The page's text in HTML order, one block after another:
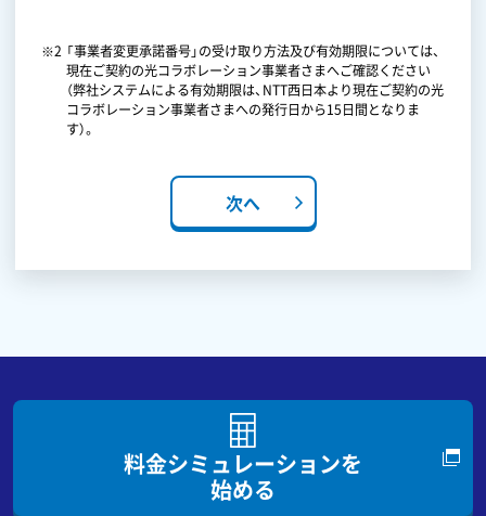
「事業者変更承諾番号」の受け取り方法及び有効期限については、
現在ご契約の光コラボレーション事業者さまへご確認ください
（弊社システムによる有効期限は、NTT西日本より現在ご契約の光
コラボレーション事業者さまへの発行日から15日間となりま
す）。
※5
事業
い。
次へ
料金シミュレーションを
始める